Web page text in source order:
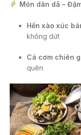
Món dân dã –
Hến xào xúc
không dứt
Cá cơm chiên
quên